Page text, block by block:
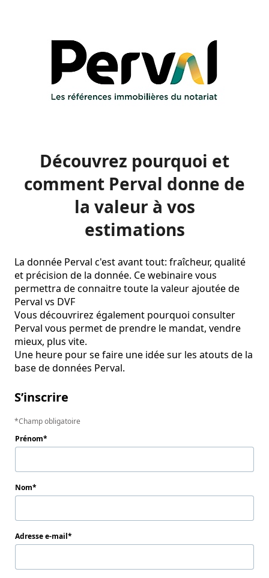
Découvrez pourquoi et
comment Perval donne de
la valeur à vos
estimations
La donnée Perval c'est avant tout: fraîcheur, qualité
et précision de la donnée. Ce webinaire vous
permettra de connaitre toute la valeur ajoutée de
Perval vs DVF
Vous découvrirez également pourquoi consulter
Perval vous permet de prendre le mandat, vendre
mieux, plus vite.
Une heure pour se faire une idée sur les atouts de la
base de données Perval.
S’inscrire
Champ obligatoire
Prénom
Nom
Adresse e-mail